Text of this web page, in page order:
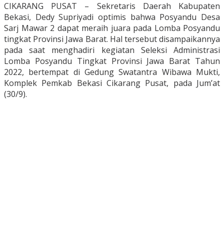
CIKARANG PUSAT – Sekretaris Daerah Kabupaten
Bekasi, Dedy Supriyadi optimis bahwa Posyandu Desa
Sarj Mawar 2 dapat meraih juara pada Lomba Posyandu
tingkat Provinsi Jawa Barat. Hal tersebut disampaikannya
pada saat menghadiri kegiatan Seleksi Administrasi
Lomba Posyandu Tingkat Provinsi Jawa Barat Tahun
2022, bertempat di Gedung Swatantra Wibawa Mukti,
Komplek Pemkab Bekasi Cikarang Pusat, pada Jum’at
(30/9).